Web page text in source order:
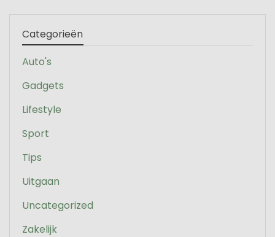
Categorieën
Auto's
Gadgets
Lifestyle
Sport
Tips
Uitgaan
Uncategorized
Zakelijk